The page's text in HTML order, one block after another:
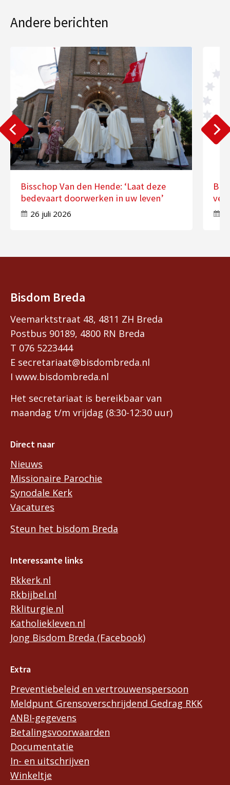
Andere berichten
Bisschop Van den Hende: ‘Laat deze
bedevaart doorwerken in uw leven’
26 juli 2026
Bisdom Breda
Veemarktstraat 48, 4811 ZH Breda
Postbus 90189, 4800 RN Breda
T 076 5223444
E secretariaat@bisdombreda.nl
I www.bisdombreda.nl
Het secretariaat is bereikbaar van
maandag t/m vrijdag (8:30-12:30 uur)
Direct naar
Nieuws
Missionaire Parochie
Synodale Kerk
Vacatures
Steun het bisdom Breda
Interessante links
Rkkerk.nl
Rkbijbel.nl
Rkliturgie.nl
Katholiekleven.nl
Jong Bisdom Breda (Facebook)
Extra
Preventiebeleid en vertrouwenspersoon
Meldpunt Grensoverschrijdend Gedrag RKK
ANBI-gegevens
Betalingsvoorwaarden
Documentatie
In- en uitschrijven
Winkeltje